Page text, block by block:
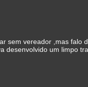
sem vereador ,mas falo
desenvolvido um limpo